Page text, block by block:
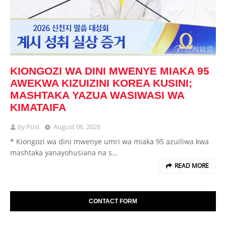
KIONGOZI WA DINI MWENYE MIAKA 95
AWEKWA KIZUIZINI KOREA KUSINI;
MASHTAKA YAZUA WASIWASI WA
KIMATAIFA
byPost August 06, 2026
* Kiongozi wa dini mwenye umri wa miaka 95 azuiliwa kwa
mashtaka yanayohusiana na s…
READ MORE
CONTACT FORM